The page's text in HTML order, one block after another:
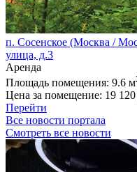
п. Сосенское (Москва /
улица, д.3
Аренда
Площадь помещения: 9.6 м
Цена за помещение: 19
Перейти
Все новости портала
Смотреть все новости